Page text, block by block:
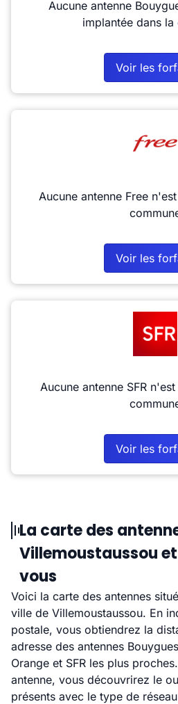
Aucune antenne
implantée dans la
Voir les
Aucune antenne Free
Voir les
Aucune antenne SFR
Voir les
La carte des
Villemoustaussou
vous
Voici la carte des antennes
ville de Villemoustaussou. En
postale, vous obtiendrez la
adresse des antennes
Orange et SFR les plus
antenne, vous découvrirez le
présents avec le type de